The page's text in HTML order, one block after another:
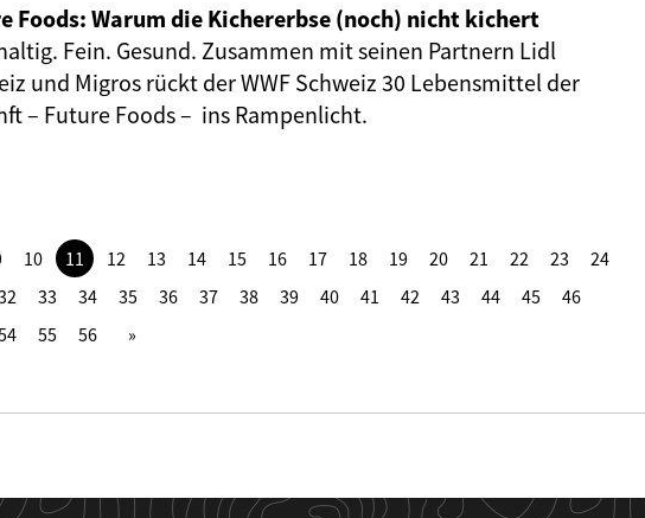
Foods: Warum die Kichererbse (noch) nicht kichert
Fein. Gesund. Zusammen mit seinen Partnern Lidl
und Migros rückt der WWF Schweiz 30 Lebensmittel der
– Future Foods – ins Rampenlicht.
10 11 12 13 14 15 16 17 18 19 20 21 22 23
24
33 34 35 36 37 38 39 40 41 42 43 44 45
46
55 56